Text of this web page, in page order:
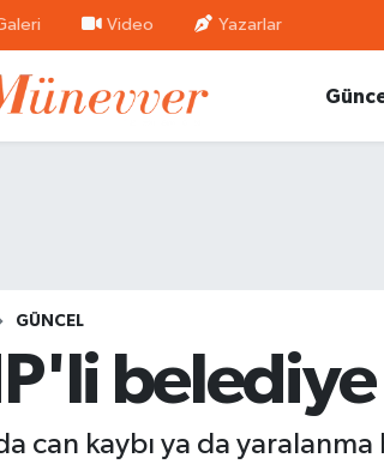
Video Yazarlar
GÜNCEL
belediye
can kaybı ya da